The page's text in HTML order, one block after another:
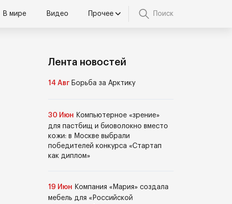
В мире Видео Прочее Поиск
Лента новостей
14 Авг Борьба за Арктику
30 Июн Компьютерное «зрение»
для пастбищ и биоволокно вместо
кожи: в Москве выбрали
победителей конкурса «Стартап
как диплом»
19 Июн Компания «Мария» создала
мебель для «Российской